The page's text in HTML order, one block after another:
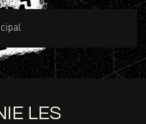
LES